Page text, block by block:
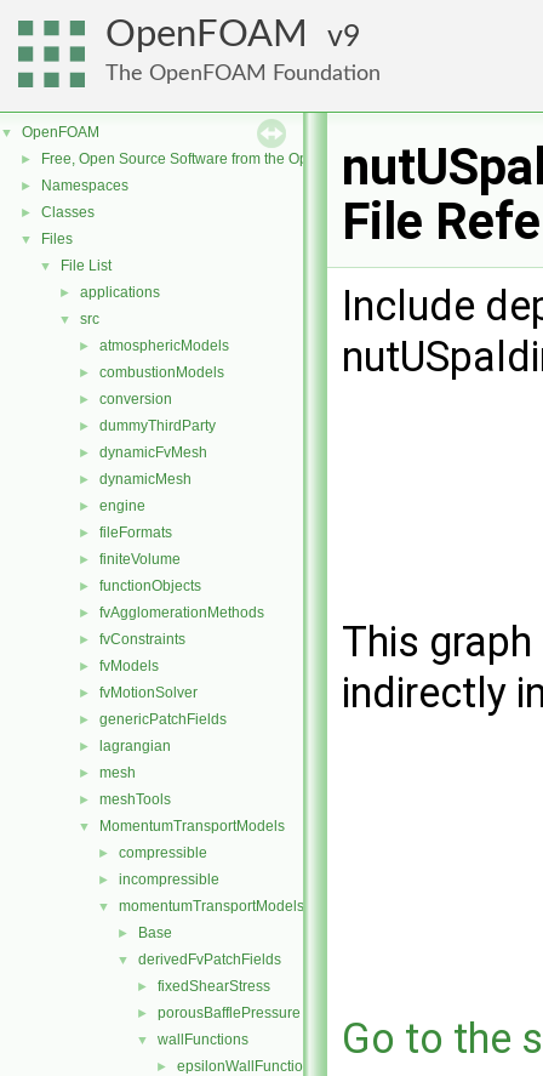
OpenFOAM 9
The OpenFOAM Foundation
▼ OpenFOAM
► Free, Open Source Software from the OpenFOAM Foundation
► Namespaces
► Classes
▼ Files
▼ File List
► applications
▼ src
► atmosphericModels
► combustionModels
► conversion
► dummyThirdParty
► dynamicFvMesh
► dynamicMesh
► engine
► fileFormats
► finiteVolume
► functionObjects
► fvAgglomerationMethods
► fvConstraints
► fvModels
► fvMotionSolver
► genericPatchFields
► lagrangian
► mesh
► meshTools
▼ MomentumTransportModels
► compressible
► incompressible
▼ momentumTransportModels
► Base
▼ derivedFvPatchFields
► fixedShearStress
► porousBafflePressure
▼ wallFunctions
► epsilonWallFunctions
File
Include
This
indirectly
Go to the